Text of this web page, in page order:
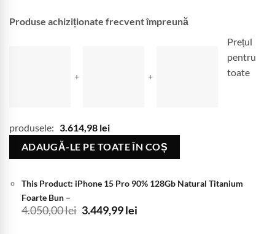
Produse achiziționate frecvent împreună
+ +
Prețul
pentru
toate
produsele: 3.614,98 lei
ADAUGĂ-LE PE TOATE ÎN COȘ
This Product: iPhone 15 Pro 90% 128Gb Natural Titanium
Foarte Bun –
4.050,00lei Prețul
3.449,99lei